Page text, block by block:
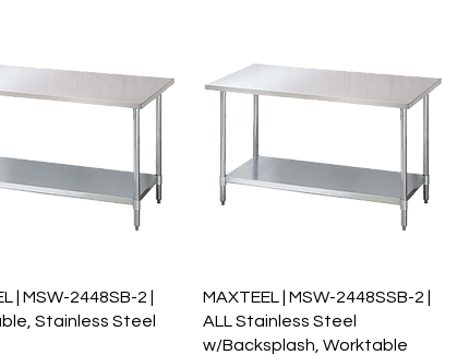
Vista rápida
| MSW-2448SB-2 |
Stainless Steel
Vista rápida
MAXTEEL | MSW-2448SSB-2 |
ALL Stainless Steel
w/Backsplash, Worktable